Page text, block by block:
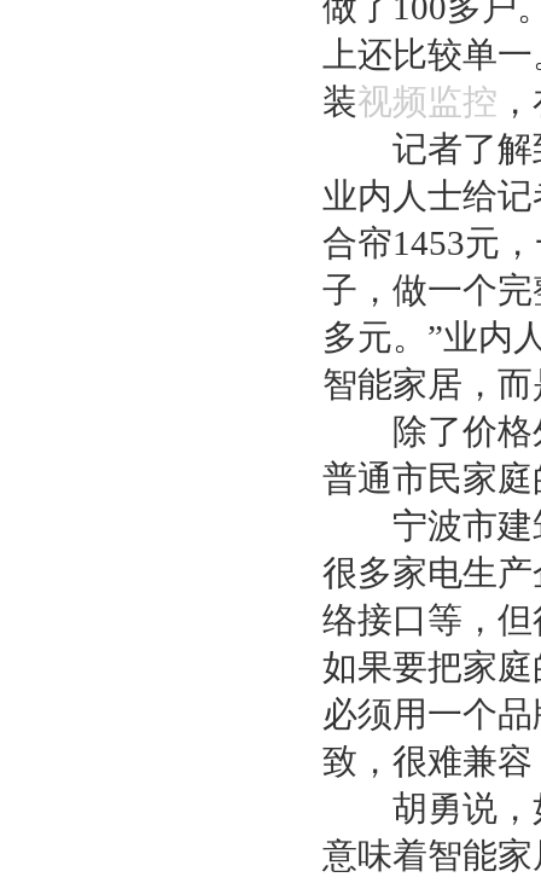
做了100多户
上还比较单
装视频监控
记者了解到
业内人士给
合帘1453元
子，做一个
多元。”业内
智能家居，
除了价格外
普通市民家
宁波市建筑
很多家电生
络接口等，
如果要把家
必须用一个
致，很难兼
胡勇说，如
意味着智能